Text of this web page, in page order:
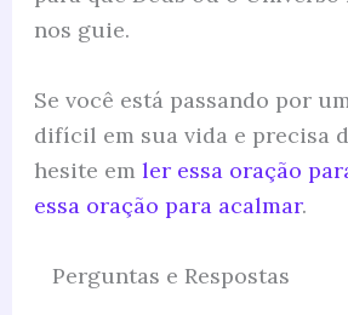
nos guie.
Se você está passando por
difícil em sua vida e precisa
hesite em ler essa oração
essa oração para acalmar.
Perguntas e Respostas